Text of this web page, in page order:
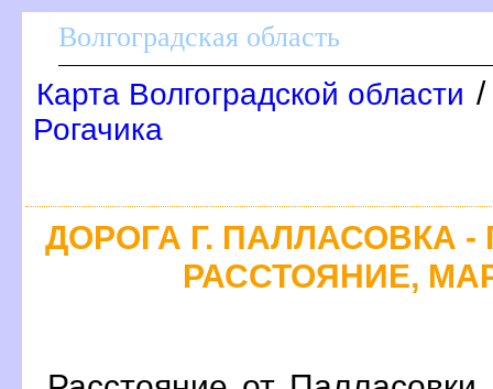
олгоградская область
Карта Волгоградской области /
Рогачика
ДОРОГА Г. ПАЛЛАСОВКА
РАССТОЯНИЕ,